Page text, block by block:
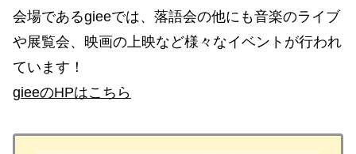
会場であるgieeでは、落語会の他にも音楽のライブ
や展覧会、映画の上映など様々なイベントが行われ
ています！
gieeのHPはこちら